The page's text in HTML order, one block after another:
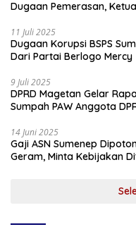
Dugaan Pemerasan,
11 Juli 2025
Dugaan Korupsi BSPS
Dari Partai Berlogo Mercy
9 Juli 2025
DPRD Magetan Gelar
Sumpah PAW Anggota
14 Juni 2025
Gaji ASN Sumenep
Geram, Minta Kebijakan